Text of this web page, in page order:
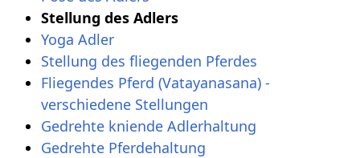
Stellung des Adlers
Yoga Adler
Stellung des fliegenden Pferdes
Fliegendes Pferd (Vatayanasana) -
verschiedene Stellungen
Gedrehte kniende Adlerhaltung
Gedrehte Pferdehaltung